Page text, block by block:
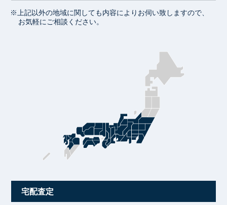
※上記以外の地域に関しても内容によりお伺い致しますので、
お気軽にご相談ください。
宅配査定